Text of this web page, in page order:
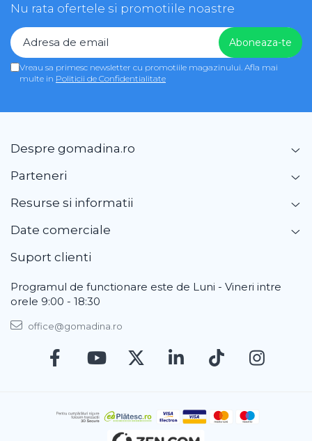
Nu rata ofertele si promotiile noastre
Vreau sa primesc newsletter cu promotiile magazinului. Afla mai
multe in Politicii de Confidentialitate
Despre gomadina.ro
Parteneri
Resurse si informatii
Date comerciale
Suport clienti
Programul de functionare este de Luni - Vineri intre
orele 9:00 - 18:30
office@gomadina.ro